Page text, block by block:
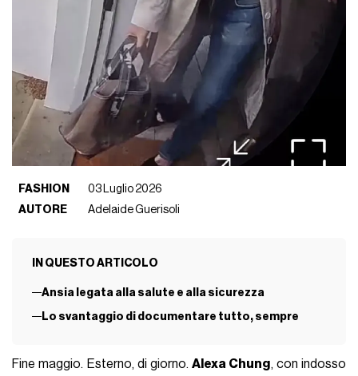
FASHION
03 Luglio 2026
AUTORE
Adelaide Guerisoli
IN QUESTO ARTICOLO
Ansia legata alla salute e alla sicurezza
Lo svantaggio di documentare tutto, sempre
Fine maggio. Esterno, di giorno.Alexa Chung, con indosso